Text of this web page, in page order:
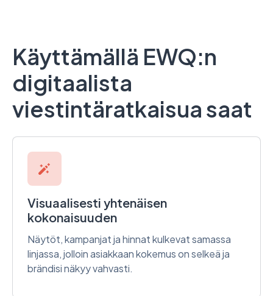
Käyttämällä EWQ:n
digitaalista
viestintäratkaisua saat
Visuaalisesti yhtenäisen
kokonaisuuden
Näytöt, kampanjat ja hinnat kulkevat samassa
linjassa, jolloin asiakkaan kokemus on selkeä ja
brändisi näkyy vahvasti.